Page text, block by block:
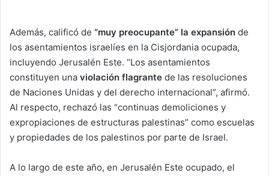
Además, calificó de “muy preocupante” la expansión de
los asentamientos israelíes en la Cisjordania ocupada,
incluyendo Jerusalén Este. “Los asentamientos
constituyen una violación flagrante de las resoluciones
de Naciones Unidas y del derecho internacional”, afirmó.
Al respecto, rechazó las “continuas demoliciones y
expropiaciones de estructuras palestinas” como escuelas
y propiedades de los palestinos por parte de Israel.
A lo largo de este año, en Jerusalén Este ocupado, el